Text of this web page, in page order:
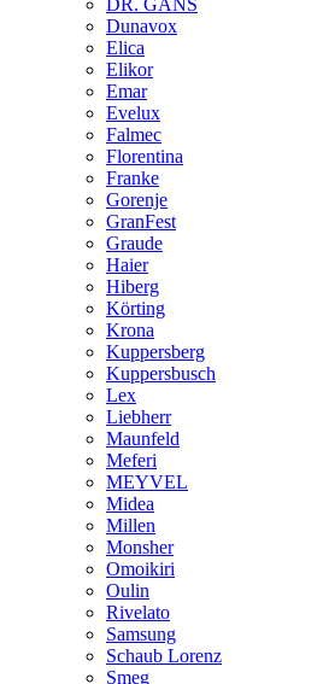
DR. GANS
Dunavox
Elica
Elikor
Emar
Evelux
Falmec
Florentina
Franke
Gorenje
GranFest
Graude
Haier
Hiberg
Körting
Krona
Kuppersberg
Kuppersbusch
Lex
Liebherr
Maunfeld
Meferi
MEYVEL
Midea
Millen
Monsher
Omoikiri
Oulin
Rivelato
Samsung
Schaub Lorenz
Smeg